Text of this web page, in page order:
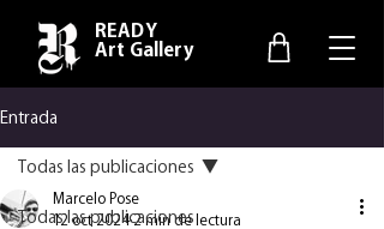
READY
Art Gallery
Entrada
Todas las publicaciones
Todas las publicaciones
Marcelo Pose
12 oct 2024 2 min de lectura